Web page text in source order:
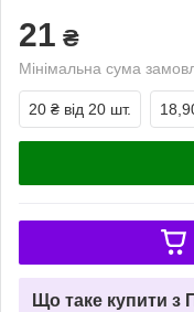
21 ₴
Мінімальна сума
20 ₴ від 20 шт.
Що таке купити з